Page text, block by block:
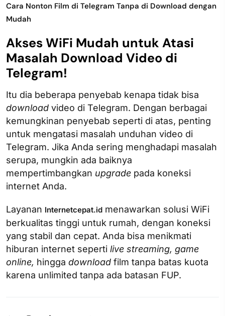
Cara Nonton Film di Telegram Tanpa di Download dengan
Mudah
Akses WiFi Mudah untuk Atasi
Masalah Download Video di
Telegram!
Itu dia beberapa penyebab kenapa tidak bisa
download video di Telegram. Dengan berbagai
kemungkinan penyebab seperti di atas, penting
untuk mengatasi masalah unduhan video di
Telegram. Jika Anda sering menghadapi masalah
serupa, mungkin ada baiknya
mempertimbangkan upgrade pada koneksi
internet Anda.
Layanan Internetcepat.id menawarkan solusi WiFi
berkualitas tinggi untuk rumah, dengan koneksi
yang stabil dan cepat. Anda bisa menikmati
hiburan internet seperti live streaming, game
online, hingga download film tanpa batas kuota
karena unlimited tanpa ada batasan FUP.